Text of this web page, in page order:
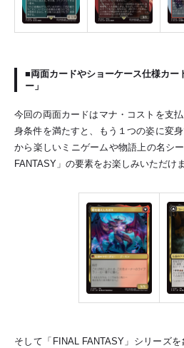
■両面カードやショーケース仕様カー
ー」
今回の両面カードはマナ・コストを支
身条件を満たすと、もう１つの姿に変
から楽しいミニゲームや物語上の名シ
FANTASY」の要素をお楽しみいただけま
そして「FINAL FANTASY」シリーズ